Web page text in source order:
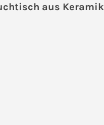
aus Keramik